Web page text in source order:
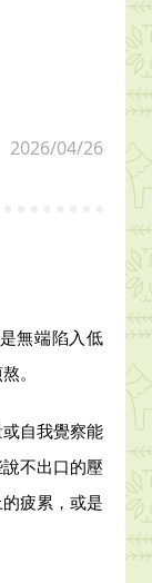
2026/04/26
無端陷入低
。
自我覺察能
不出口的壓
疲累，或是